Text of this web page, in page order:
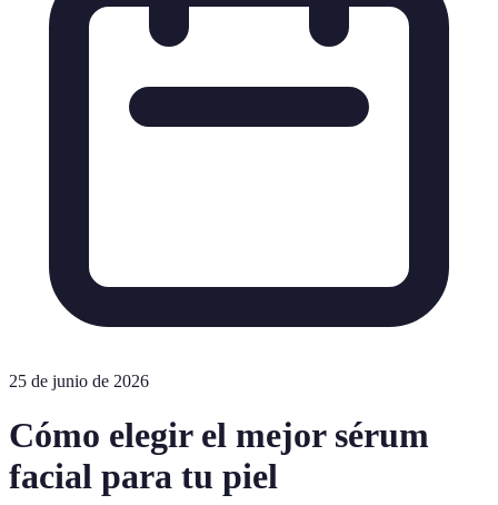
25 de junio de 2026
Cómo elegir el mejor sérum
facial para tu piel